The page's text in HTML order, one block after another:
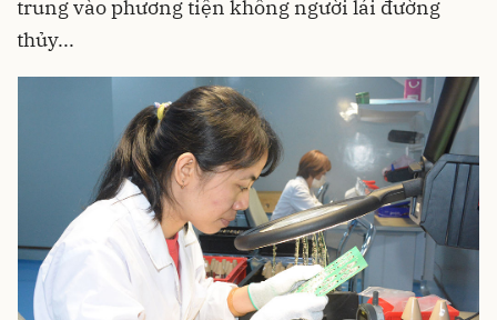
trung vào phương tiện không người lái đường
thủy...